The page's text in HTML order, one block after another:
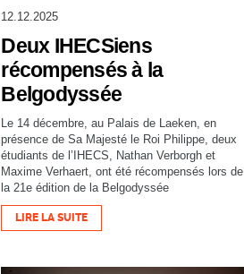
12.12.2025
Deux IHECSiens
récompensés à la
Belgodyssée
Le 14 décembre, au Palais de Laeken, en
présence de Sa Majesté le Roi Philippe, deux
étudiants de l’IHECS, Nathan Verborgh et
Maxime Verhaert, ont été récompensés lors de
la 21e édition de la Belgodyssée
LIRE LA SUITE